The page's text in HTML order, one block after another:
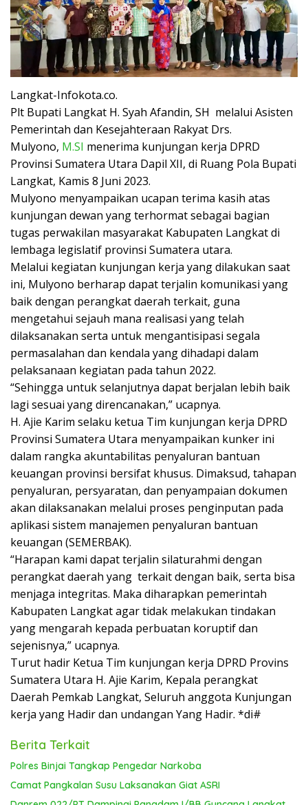
Langkat-Infokota.co.
Plt Bupati Langkat H. Syah Afandin, SH melalui Asisten
Pemerintah dan Kesejahteraan Rakyat Drs.
Mulyono, M.SI menerima kunjungan kerja DPRD
Provinsi Sumatera Utara Dapil XII, di Ruang Pola Bupati
Langkat, Kamis 8 Juni 2023.
Mulyono menyampaikan ucapan terima kasih atas
kunjungan dewan yang terhormat sebagai bagian
tugas perwakilan masyarakat Kabupaten Langkat di
lembaga legislatif provinsi Sumatera utara.
Melalui kegiatan kunjungan kerja yang dilakukan saat
ini, Mulyono berharap dapat terjalin komunikasi yang
baik dengan perangkat daerah terkait, guna
mengetahui sejauh mana realisasi yang telah
dilaksanakan serta untuk mengantisipasi segala
permasalahan dan kendala yang dihadapi dalam
pelaksanaan kegiatan pada tahun 2022.
“Sehingga untuk selanjutnya dapat berjalan lebih baik
lagi sesuai yang direncanakan,” ucapnya.
H. Ajie Karim selaku ketua Tim kunjungan kerja DPRD
Provinsi Sumatera Utara menyampaikan kunker ini
dalam rangka akuntabilitas penyaluran bantuan
keuangan provinsi bersifat khusus. Dimaksud, tahapan
penyaluran, persyaratan, dan penyampaian dokumen
akan dilaksanakan melalui proses penginputan pada
aplikasi sistem manajemen penyaluran bantuan
keuangan (SEMERBAK).
“Harapan kami dapat terjalin silaturahmi dengan
perangkat daerah yang terkait dengan baik, serta bisa
menjaga integritas. Maka diharapkan pemerintah
Kabupaten Langkat agar tidak melakukan tindakan
yang mengarah kepada perbuatan koruptif dan
sejenisnya,” ucapnya.
Turut hadir Ketua Tim kunjungan kerja DPRD Provins
Sumatera Utara H. Ajie Karim, Kepala perangkat
Daerah Pemkab Langkat, Seluruh anggota Kunjungan
kerja yang Hadir dan undangan Yang Hadir. *di#
Berita Terkait
Polres Binjai Tangkap Pengedar Narkoba
Camat Pangkalan Susu Laksanakan Giat ASRI